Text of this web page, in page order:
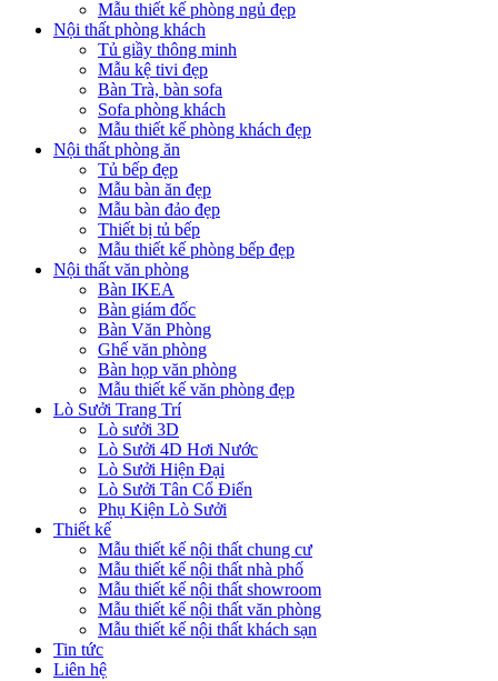
Mẫu thiết kế phòng ngủ đẹp
Nội thất phòng khách
Tủ giầy thông minh
Mẫu kệ tivi đẹp
Bàn Trà, bàn sofa
Sofa phòng khách
Mẫu thiết kế phòng khách đẹp
Nội thất phòng ăn
Tủ bếp đẹp
Mẫu bàn ăn đẹp
Mẫu bàn đảo đẹp
Thiết bị tủ bếp
Mẫu thiết kế phòng bếp đẹp
Nội thất văn phòng
Bàn IKEA
Bàn giám đốc
Bàn Văn Phòng
Ghế văn phòng
Bàn họp văn phòng
Mẫu thiết kế văn phòng đẹp
Lò Sưởi Trang Trí
Lò sưởi 3D
Lò Sưởi 4D Hơi Nước
Lò Sưởi Hiện Đại
Lò Sưởi Tân Cổ Điển
Phụ Kiện Lò Sưởi
Thiết kế
Mẫu thiết kế nội thất chung cư
Mẫu thiết kế nội thất nhà phố
Mẫu thiết kế nội thất showroom
Mẫu thiết kế nội thất văn phòng
Mẫu thiết kế nội thất khách sạn
Tin tức
Liên hệ